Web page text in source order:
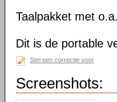
Taalpakket met
Dit is de portable
Stel een correctie voor
Screenshots: